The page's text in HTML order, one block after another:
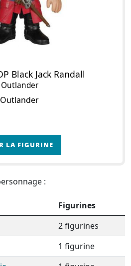
Black Jack Randall
Outlander
Outlander
LA FIGURINE
:
Figurines
2 figurines
1 figurine